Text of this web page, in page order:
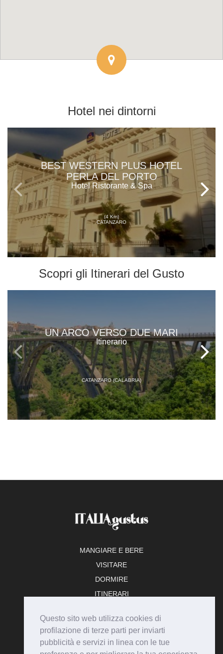
Questo sito web utilizza cookies di
profilazione di terze parti per inviarti
pubblicità e servizi in linea con le tue
Hotel nei dintorni
BEST WESTERN PLUS HOTEL
PERLA DEL PORTO
Hotel Ristorante & Spa
(4 Km)
CATANZARO
Scopri gli Itinerari del Gusto
UN ARCO VERSO DUE MARI
Itinerario
CATANZARO (CALABRIA)
MANGIARE E BERE
VISITARE
DORMIRE
ITINERARI
ADERISCI